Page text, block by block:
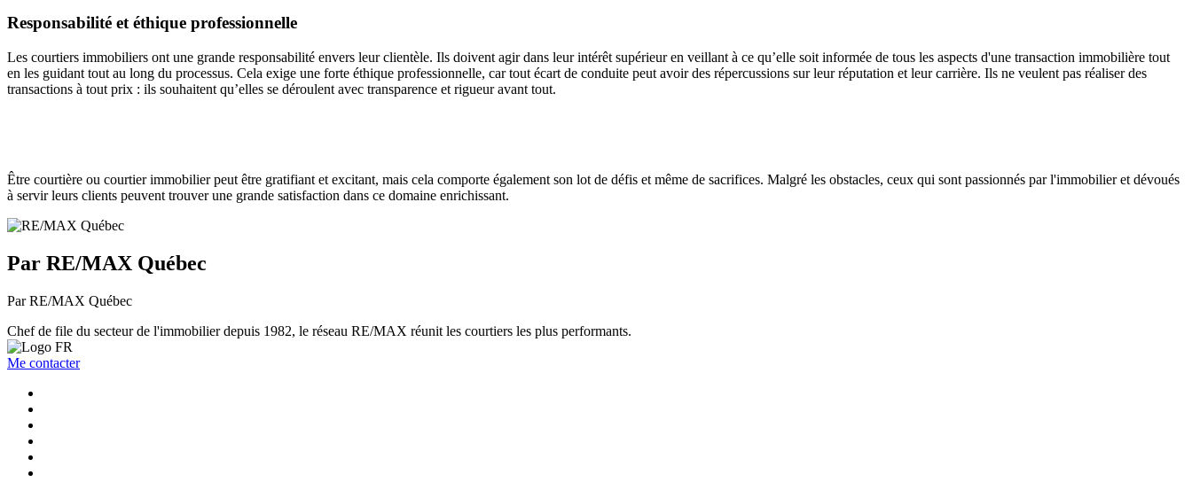
Responsabilité et éthique professionnelle
Les courtiers immobiliers ont une grande responsabilité envers leur clientèle. Ils doivent agir dans leur intérêt supérieur en veillant à ce qu’elle soit informée de tous les aspects d'une transaction immobilière tout
en les guidant tout au long du processus. Cela exige une forte éthique professionnelle, car tout écart de conduite peut avoir des répercussions sur leur réputation et leur carrière. Ils ne veulent pas réaliser des
transactions à tout prix : ils souhaitent qu’elles se déroulent avec transparence et rigueur avant tout.
Être courtière ou courtier immobilier peut être gratifiant et excitant, mais cela comporte également son lot de défis et même de sacrifices. Malgré les obstacles, ceux qui sont passionnés par l'immobilier et dévoués
à servir leurs clients peuvent trouver une grande satisfaction dans ce domaine enrichissant.
Par RE/MAX Québec
Par RE/MAX Québec
Chef de file du secteur de l'immobilier depuis 1982, le réseau RE/MAX réunit les courtiers les plus performants.
Me contacter